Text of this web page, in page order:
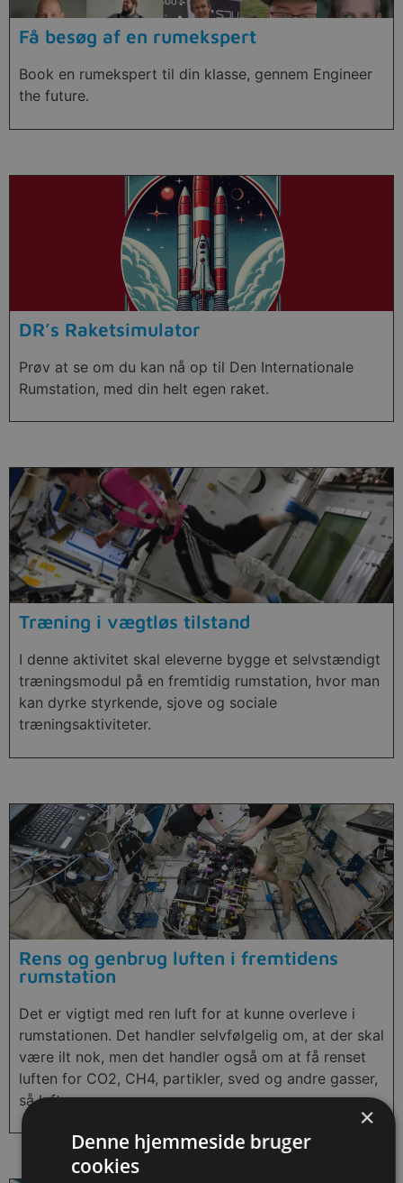
Få besøg af en rumekspert
Book en rumekspert til din klasse, gennem Engineer
the future.
DR’s Raketsimulator
Prøv at se om du kan nå op til Den Internationale
Rumstation, med din helt egen raket.
Træning i vægtløs tilstand
I denne aktivitet skal eleverne bygge et selvstændigt
træningsmodul på en fremtidig rumstation, hvor man
kan dyrke styrkende, sjove og sociale
træningsaktiviteter.
Rens og genbrug luften i fremtidens
rumstation
Det er vigtigt med ren luft for at kunne overleve i
rumstationen. Det handler selvfølgelig om, at der skal
være ilt nok, men det handler også om at få renset
luften for CO2, CH4, partikler, sved og andre gasser,
så luften er ren.
×
Denne hjemmeside bruger
cookies